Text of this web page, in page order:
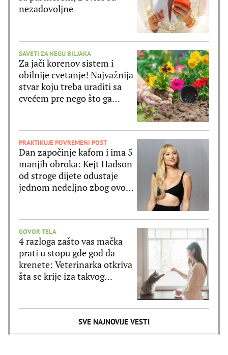
nezadovoljne
SAVETI ZA NEGU BILJAKA
Za jači korenov sistem i
obilnije cvetanje! Najvažnija
stvar koju treba uraditi sa
cvećem pre nego što ga
PRAKTIKUJE POVREMENI POST
Dan započinje kafom i ima 5
manjih obroka: Kejt Hadson
od stroge dijete odustaje
jednom nedeljno zbog ovog
GOVOR TELA
4 razloga zašto vas mačka
prati u stopu gde god da
krenete: Veterinarka otkriva
šta se krije iza takvog
SVE NAJNOVIJE VESTI